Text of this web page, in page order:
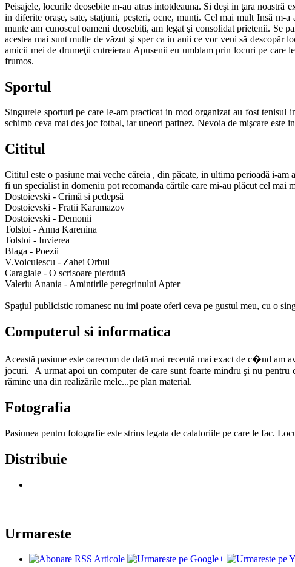
Peisajele, locurile deosebite m-au atras intotdeauna. Si deşi in ţara
in diferite oraşe, sate, staţiuni, peşteri, ocne, munţi. Cel mai mult Insă m-
munte am cunoscut oameni deosebiţi, am legat şi consolidat prietenii. Se
acestea mai sunt multe de văzut şi sper ca in anii ce vor veni să
amicii mei de drumeţii cutreierau Apusenii eu umblam prin locuri pe care
frumos.
Sportul
Singurele sporturi pe care le-am practicat in mod organizat au fost
schimb ceva mai des joc fotbal, iar uneori patinez. Nevoia de mişcare este
Cititul
Cititul este o pasiune mai veche căreia , din păcate, in ultima perioadă i-
fi un specialist in domeniu pot recomanda cărtile care mi-au plăcut cel mai
Dostoievski - Crimă si pedepsă
Dostoievski - Fratii Karamazov
Dostoievski - Demonii
Tolstoi - Anna Karenina
Tolstoi - Invierea
Blaga - Poezii
V.Voiculescu - Zahei Orbul
Caragiale - O scrisoare pierdută
Valeriu Anania - Amintirile peregrinului Apter
Spaţiul publicistic romanesc nu imi poate oferi ceva pe gustul meu, cu o
Computerul si informatica
Această pasiune este oarecum de dată mai recentă mai exact de c�nd
jocuri. A urmat apoi un computer de care sunt foarte mindru şi nu
rămine una din realizările mele...pe plan material.
Fotografia
Pasiunea pentru fotografie este strins legata de calatoriile pe care le fac.
Distribuie
Urmareste